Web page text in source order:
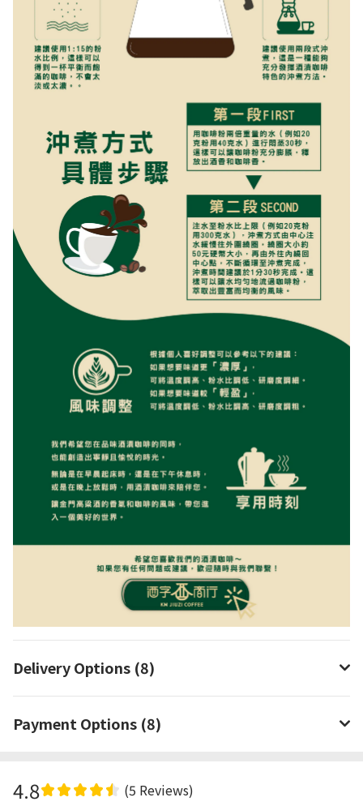
Delivery Options (8)
Payment Options (8)
4.8 (5 Reviews)